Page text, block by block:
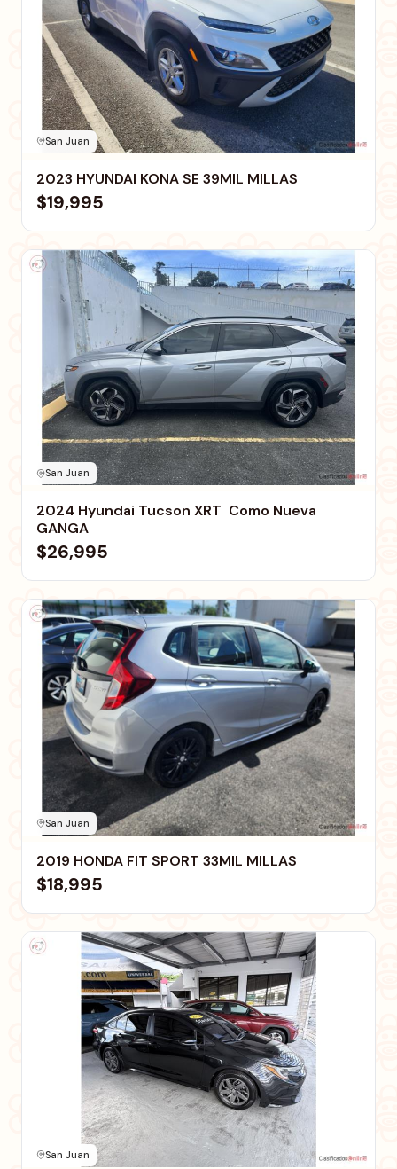
San Juan
2023 HYUNDAI KONA SE 39MIL MILLAS
$19,995
San Juan
2024 Hyundai Tucson XRT  Como Nueva 
GANGA
$26,995
San Juan
2019 HONDA FIT SPORT 33MIL MILLAS
$18,995
San Juan